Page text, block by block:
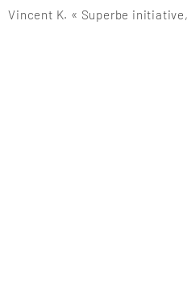
Vincent K. « Superbe